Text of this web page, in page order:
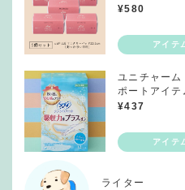
¥580
ユニチャー
ポートアイテ
¥437
ライター